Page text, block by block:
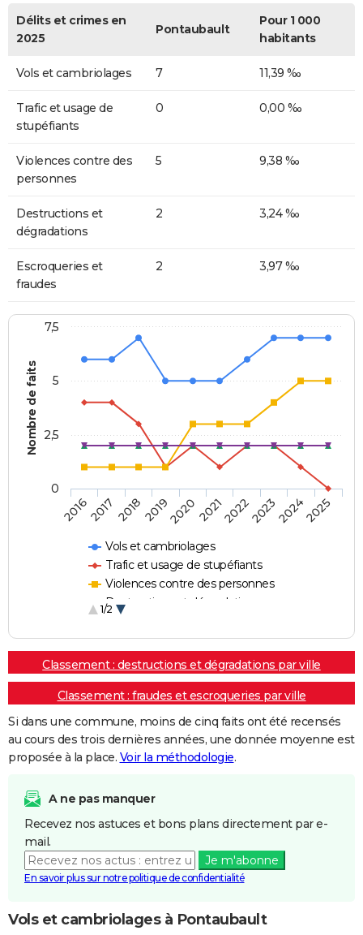
Délits et crimes en
2025
Pontaubault
Pour 1 000
habitants
Vols et cambriolages 7 11,39 ‰
Trafic et usage de
stupéfiants
0 0,00 ‰
Violences contre des
personnes
5 9,38 ‰
Destructions et
dégradations
2 3,24 ‰
Escroqueries et
fraudes
2 3,97 ‰
Nombre de faits
Vols et cambriolages
Trafic et usage de stupéfiants
Violences contre des personnes
Destructions et dégradations
1/2
20162017 20182019202020212022202320242025
0
2,5
5
7,5
Classement : destructions et dégradations par ville
Classement : fraudes et escroqueries par ville
Si dans une commune, moins de cinq faits ont été recensés
au cours des trois dernières années, une donnée moyenne est
proposée à la place. Voir la méthodologie.
A ne pas manquer
Recevez nos astuces et bons plans directement par e-
mail.
Je m'abonne
En savoir plus sur notre politique de confidentialité
Vols et cambriolages à Pontaubault